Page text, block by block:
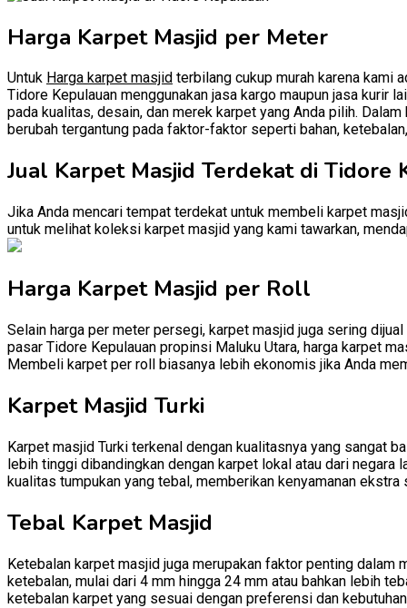
Harga Karpet Masjid per Meter
Untuk Harga karpet masjid terbilang cukup murah karena kami
Tidore Kepulauan menggunakan jasa kargo maupun jasa kurir
pada kualitas, desain, dan merek karpet yang Anda pilih.
berubah tergantung pada faktor-faktor seperti bahan,
Jual Karpet Masjid Terdekat di Tidore
Jika Anda mencari tempat terdekat untuk membeli karpet
untuk melihat koleksi karpet masjid yang kami tawarkan,
Harga Karpet Masjid per Roll
Selain harga per meter persegi, karpet masjid juga sering
pasar Tidore Kepulauan propinsi Maluku Utara, harga karpet
Membeli karpet per roll biasanya lebih ekonomis jika Anda
Karpet Masjid Turki
Karpet masjid Turki terkenal dengan kualitasnya yang sangat
lebih tinggi dibandingkan dengan karpet lokal atau dari negara
kualitas tumpukan yang tebal, memberikan kenyamanan
Tebal Karpet Masjid
Ketebalan karpet masjid juga merupakan faktor penting
ketebalan, mulai dari 4 mm hingga 24 mm atau bahkan lebih
ketebalan karpet yang sesuai dengan preferensi dan